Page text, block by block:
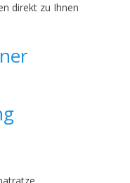
direkt zu Ihnen